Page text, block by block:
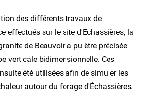
des différents travaux de
effectués sur le site d'Echassières, la
de Beauvoir a pu être précisée
verticale bidimensionnelle. Ces
été utilisées afin de simuler les
autour du forage d'Échassières.